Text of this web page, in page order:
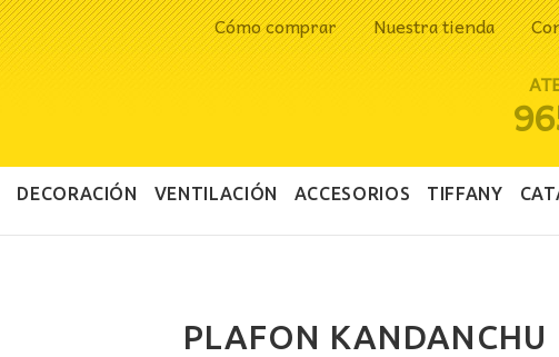
Cómo comprar Nuestra tienda
DECORACIÓN VENTILACIÓN ACCESORIOS TIFFANY
PLAFON KANDANCHU